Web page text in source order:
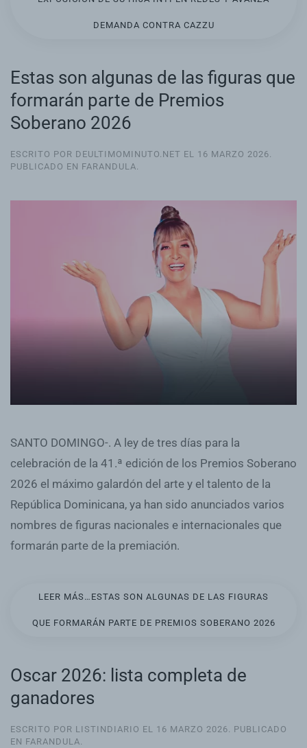
DEMANDA CONTRA CAZZU
Estas son algunas de las figuras que
formarán parte de Premios
Soberano 2026
ESCRITO POR DEULTIMOMINUTO.NET EL 16 MARZO 2026
PUBLICADO EN FARANDULA
SANTO DOMINGO-. A ley de tres días para la
celebración de la 41.ª edición de los Premios Soberano
2026 el máximo galardón del arte y el talento de la
República Dominicana, ya han sido anunciados varios
nombres de figuras nacionales e internacionales que
formarán parte de la premiación.
LEER MÁS…ESTAS SON ALGUNAS DE LAS FIGURAS
QUE FORMARÁN PARTE DE PREMIOS SOBERANO 2026
Oscar 2026: lista completa de
ganadores
ESCRITO POR LISTINDIARIO EL 16 MARZO 2026. PUBLICADO
EN FARANDULA.